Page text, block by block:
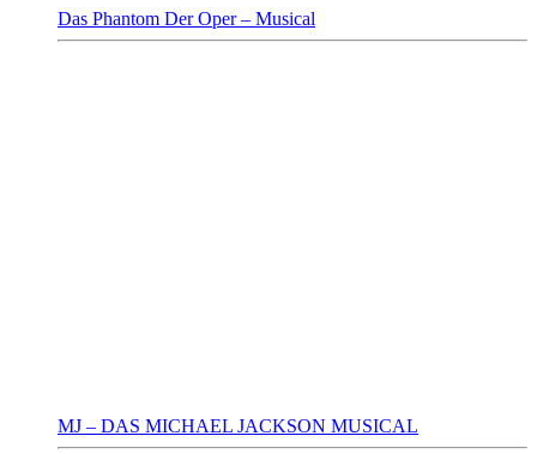
Das Phantom Der Oper – Musical
MJ – DAS MICHAEL JACKSON MUSICAL